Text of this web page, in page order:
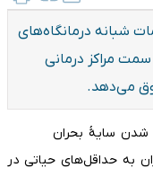
شبانه درمانگاه‌های
مراکز درمانی
می‌دهد.
شدن سایۀ بحران
به حداقل‌های حیاتی در